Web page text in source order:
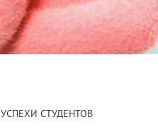
УСПЕХИ СТУДЕНТОВ